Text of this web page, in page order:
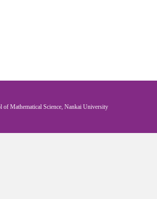
of Mathematical Science, Nankai University